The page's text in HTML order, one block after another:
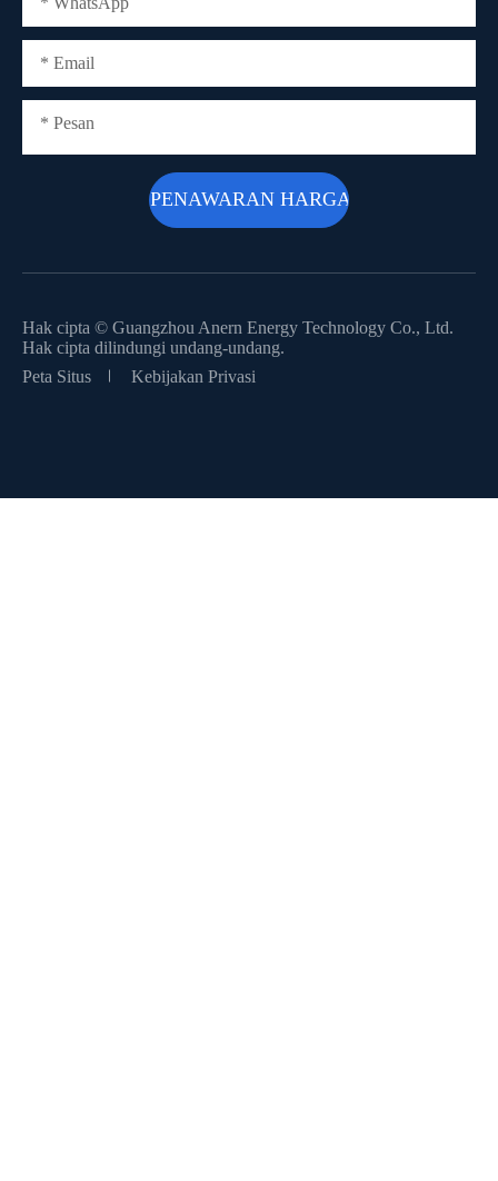
Hak cipta © Guangzhou Anern Energy Technology Co., Ltd.
Hak cipta dilindungi undang-undang.
Peta Situs
Kebijakan Privasi